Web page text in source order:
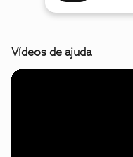
Vídeos de ajuda